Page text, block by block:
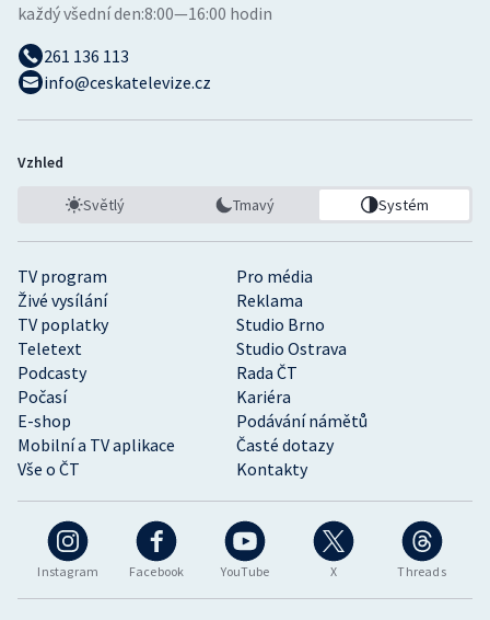
Instagram Facebook YouTube X Threads
TV program
Pro média
Živé vysílání
Reklama
TV poplatky
Studio Brno
Teletext
Studio Ostrava
Podcasty
Rada ČT
Počasí
Kariéra
E-shop
Podávání námětů
Mobilní a TV aplikace
Časté dotazy
Vše o ČT
Kontakty
každý všední den:8:00—16:00 hodin
261 136 113
info@ceskatelevize.cz
Vzhled
Světlý Tmavý Systém